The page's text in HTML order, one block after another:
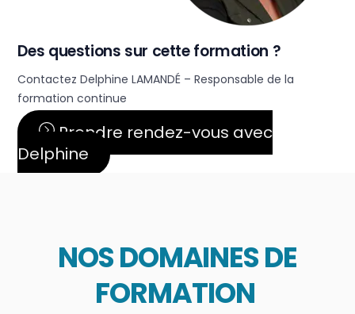
Des questions sur cette formation ?
Contactez Delphine LAMANDÉ – Responsable de la
formation continue
Prendre rendez-vous avec
Delphine
NOS DOMAINES DE
FORMATION